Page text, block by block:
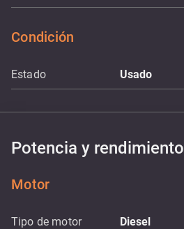
Condición
Estado Usado
Potencia y rendimiento
Motor
Tipo de motor Diesel